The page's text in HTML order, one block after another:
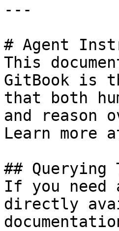
---
# Agent
This
GitBook is
that both
and reason
Learn more
## Querying
If you
directly